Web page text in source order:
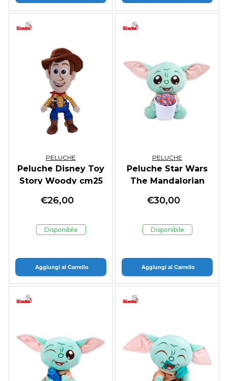
PELUCHE
Peluche Disney Toy
Story Woody cm25
€26,00
Disponibile
Aggiungi al Carrello
PELUCHE
Peluche Star Wars
The Mandalorian
w/Popcorn cm25
€30,00
Disponibile
Aggiungi al Carrello